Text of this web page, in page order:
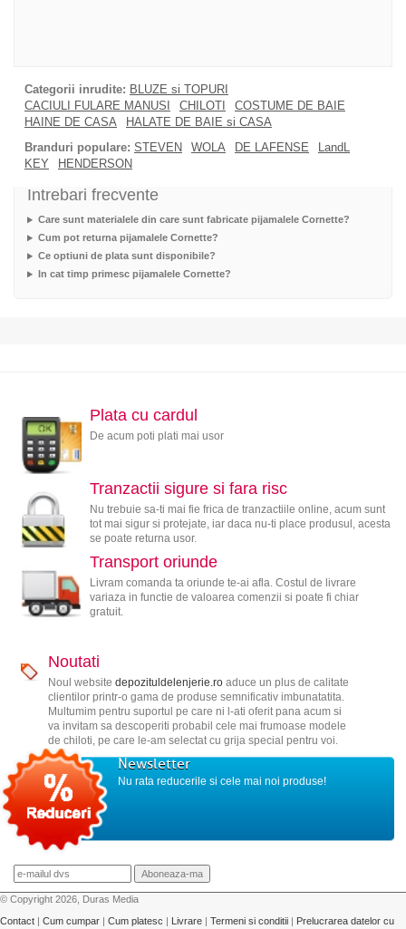
Categorii inrudite: BLUZE si TOPURI
CACIULI FULARE MANUSI
CHILOTI
COSTUME DE BAIE
HAINE DE CASA
HALATE DE BAIE si CASA
Branduri populare: STEVEN WOLA DE LAFENSE
LandL
KEY
HENDERSON
Intrebari frecvente
Care sunt materialele din care sunt fabricate pijamalele Cornette?
Cum pot returna pijamalele Cornette?
Ce optiuni de plata sunt disponibile?
In cat timp primesc pijamalele Cornette?
Plata cu cardul
De acum poti plati mai usor
Tranzactii sigure si fara risc
Nu trebuie sa-ti mai fie frica de tranzactiile online, acum sunt
tot mai sigur si protejate, iar daca nu-ti place produsul, acesta
se poate returna usor.
Transport oriunde
Livram comanda ta oriunde te-ai afla. Costul de livrare
variaza in functie de valoarea comenzii si poate fi chiar
gratuit.
Noutati
Noul website depozituldelenjerie.roaduce un plus de calitate
clientilor printr-o gama de produse semnificativ imbunatatita.
Multumim pentru suportul pe care ni l-ati oferit pana acum si
va invitam sa descoperiti probabil cele mai frumoase modele
de chiloti, pe care le-am selectat cu grija special pentru voi.
Newsletter
Nu rata reducerile si cele mai noi produse!
© Copyright 2026, Duras Media
Contact | Cum cumpar | Cum platesc | Livrare | Termeni si conditii | Prelucrarea datelor cu